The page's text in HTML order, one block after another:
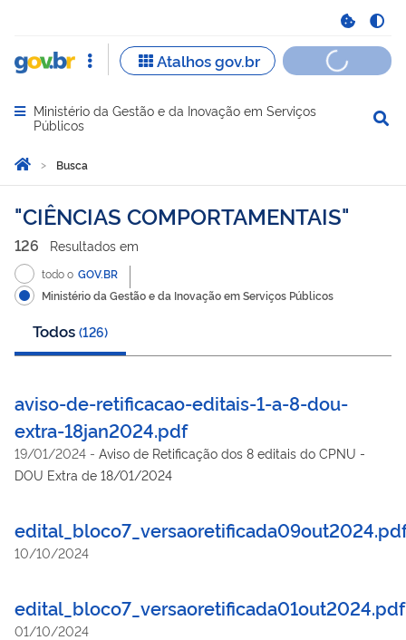
Abrir menu principal de navegação
Ministério da Gestão e da Inovação em Serviços
Públicos
Você está aqui:
Página Inicial
Busca
Busca
CIÊNCIAS COMPORTAMENTAIS
126 Resultados em
todo o GOV.BR
Ministério da Gestão e da Inovação em Serviços Públicos
Todos (126)
aviso-de-retificacao-editais-1-a-8-dou-
extra-18jan2024.pdf
19/01/2024 - Aviso de Retificação dos 8 editais do CPNU -
DOU Extra de 18/01/2024
10/10/2024
edital_bloco7_versaoretificada01out2024.pdf
01/10/2024